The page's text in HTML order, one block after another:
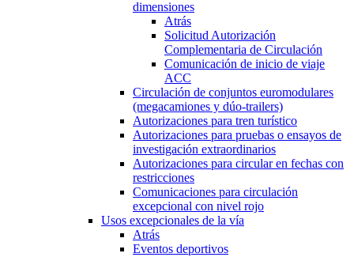
dimensiones
Atrás
Solicitud Autorización
Complementaria de Circulación
Comunicación de inicio de viaje
ACC
Circulación de conjuntos euromodulares
(megacamiones y dúo-trailers)
Autorizaciones para tren turístico
Autorizaciones para pruebas o ensayos de
investigación extraordinarios
Autorizaciones para circular en fechas con
restricciones
Comunicaciones para circulación
excepcional con nivel rojo
Usos excepcionales de la vía
Atrás
Eventos deportivos